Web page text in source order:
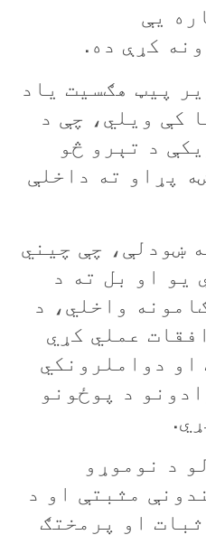
يې
کړې ده.
پیټ هګسیت ياد
کې ویلي، چې د
د تېرو څو
پړاو ته داخلې
ښودلې، چې چيني
يو او بل ته د
واخلي، د
عملي کړي
او دواملرونکي
د پوځونو
د نوموړو
مثبتې او د
او پرمختګ